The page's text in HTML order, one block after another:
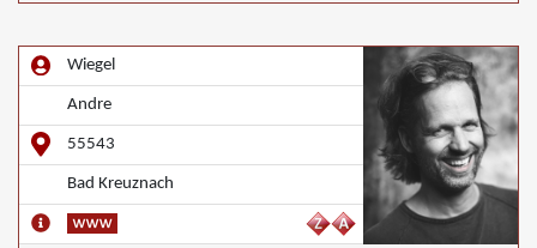
Wiegel
Andre
55543
Bad Kreuznach